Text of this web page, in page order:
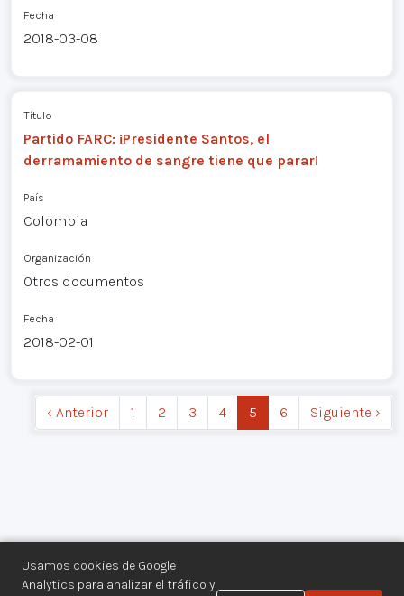
Usamos cookies de Google
Analytics para analizar el tráfico y
Fecha
2018-03-08
Título
Partido FARC: ¡Presidente Santos, el
derramamiento de sangre tiene que parar!
País
Colombia
Organización
Otros documentos
Fecha
2018-02-01
‹ Anterior 1 2 3 4 5 6 Siguiente ›